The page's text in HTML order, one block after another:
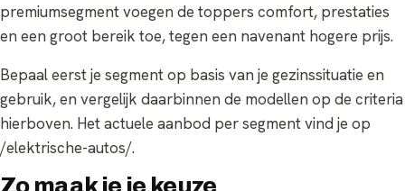
premiumsegment voegen de toppers comfort, prestaties
en een groot bereik toe, tegen een navenant hogere prijs.
Bepaal eerst je segment op basis van je gezinssituatie en
gebruik, en vergelijk daarbinnen de modellen op de criteria
hierboven. Het actuele aanbod per segment vind je op
/elektrische-autos/.